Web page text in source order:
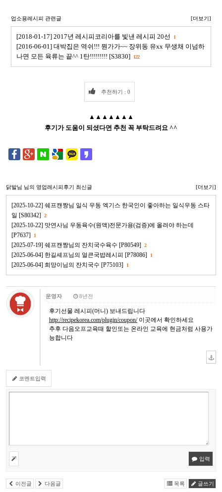
업소용레시피 관련글 [더보기]
[2018-01-17] 2017년 레시피코리아를 빛낸 레시피 20선 1
[2016-06-01] 대박집은 역쉬!!! 뭔가가~~ 장위동 유xx 무생채 이넘하
나면 모든 육류는 끝^^ 1탄!!!!!!!!! [S3830]
122
추천하기 : 0
▲▲▲▲▲▲▲
후기가 도움이 되셨다면 추천 꼭 부탁드려요 ^^
닭발님 님의 영업레시피후기 최신글 [더보기]
[2025-10-22] 쉐프캔짱님 일식 우동 엑기스 한국인이 좋아하는 일식우동 스타
일 [S80342]
2
[2025-10-22] 맛연사님 우동육수(원액)전문가용(검증)에 올려야 하는데
[P7637]
1
[2025-07-19] 쉐프캔짱님의 잔치국수육수 [P80549] 2
[2025-06-04] 한길셰프님의 얼큰국밥레시피 [P78086] 1
[2025-06-04] 희망이님의 잔치국수 [P75103] 1
운영자 8년전
후기선물 레시피(머니) 보내드립니다
http://recipekorea.com/plugin/coupon/이곳에서 확인하세요
추후 다음오프교육때 할인또는 온라인 교육에 현금처럼 사용가
능합니다
코멘트입력
입력
이전글 다음글 목록 글쓰기